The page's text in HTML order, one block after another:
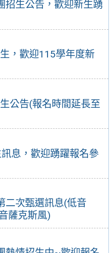
招生公告，歡迎新生踴
，歡迎115學年度新
公告(報名時間延長至
息，歡迎踴躍報名參
二次甄選訊息(低音
薩克斯風)